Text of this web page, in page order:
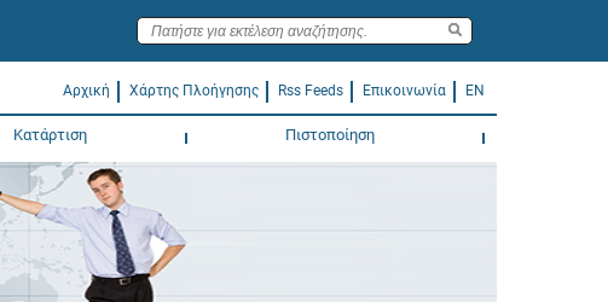
Αρχική Χάρτης Πλοήγησης Rss Feeds Επικοινωνία EN
Κατάρτιση Πιστοποίηση